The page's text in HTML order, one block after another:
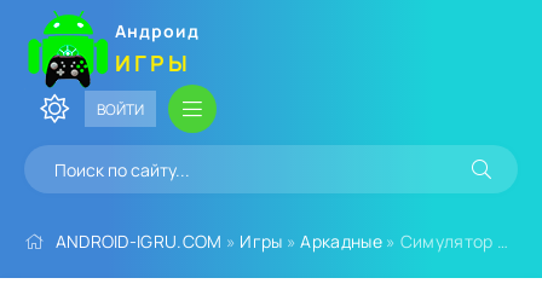
Андроид
ИГРЫ
ВОЙТИ
ANDROID-IGRU.COM » Игры »Аркадные» Симулятор жизни SIMULLIVE {МОД, много денег}